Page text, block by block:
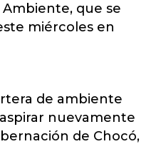
que se
miércoles en
de ambiente
nuevamente
de Chocó,